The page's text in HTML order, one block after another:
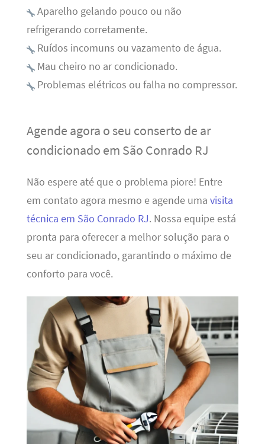
Aparelho gelando pouco ou não
refrigerando corretamente.
Ruídos incomuns ou vazamento de água.
Mau cheiro no ar condicionado.
Problemas elétricos ou falha no compressor.
Agende agora o seu conserto de ar
condicionado em São Conrado RJ
Não espere até que o problema piore! Entre
em contato agora mesmo e agende uma visita
técnica em São Conrado RJ. Nossa equipe está
pronta para oferecer a melhor solução para o
seu ar condicionado, garantindo o máximo de
conforto para você.